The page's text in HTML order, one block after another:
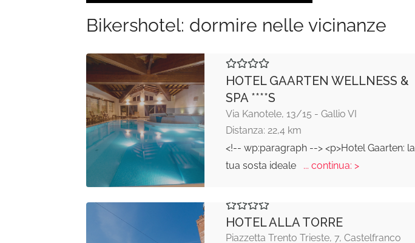
Bikershotel: dormire nelle vicinanze
HOTEL GAARTEN WELLNESS &
SPA ****S
Via Kanotele, 13/15 - Gallio VI
Distanza: 22,4 km
<!-- wp:paragraph --> <p>Hotel Gaarten: la
tua sosta ideale
... continua: >
HOTEL ALLA TORRE
Piazzetta Trento Trieste, 7, Castelfranco